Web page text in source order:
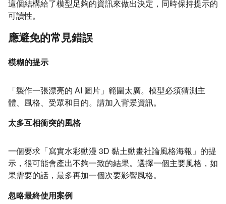
這個結構給了模型足夠的資訊來做出決定，同時保持提示的
可讀性。
應避免的常見錯誤
模糊的提示
「製作一張漂亮的 AI 圖片」範圍太廣。模型必須猜測主
體、風格、受眾和目的。請加入背景資訊。
太多互相衝突的風格
一個要求「寫實水彩動漫 3D 黏土動畫社論風格海報」的提
示，很可能會產出不夠一致的結果。選擇一個主要風格，如
果需要的話，最多再加一個次要影響風格。
忽略最終使用案例